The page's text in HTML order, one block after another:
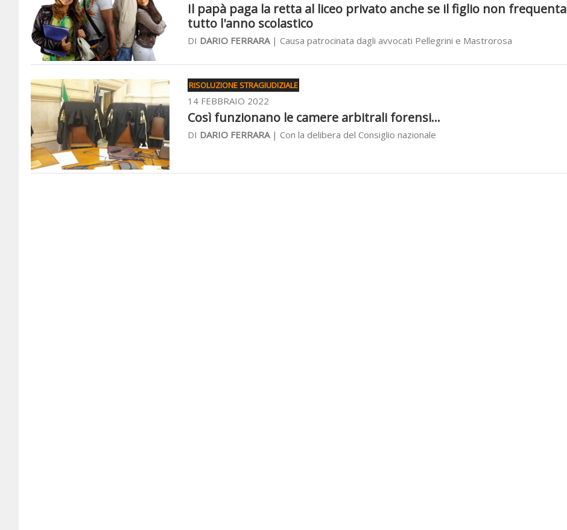
Il papà paga la retta al liceo privato anche se il figlio non frequenta
tutto l'anno scolastico
DI DARIO FERRARA| Causa patrocinata dagli avvocati Pellegrini e Mastrorosa
RISOLUZIONE STRAGIUDIZIALE
14 FEBBRAIO 2022
Così funzionano le camere arbitrali forensi...
DI DARIO FERRARA| Con la delibera del Consiglio nazionale